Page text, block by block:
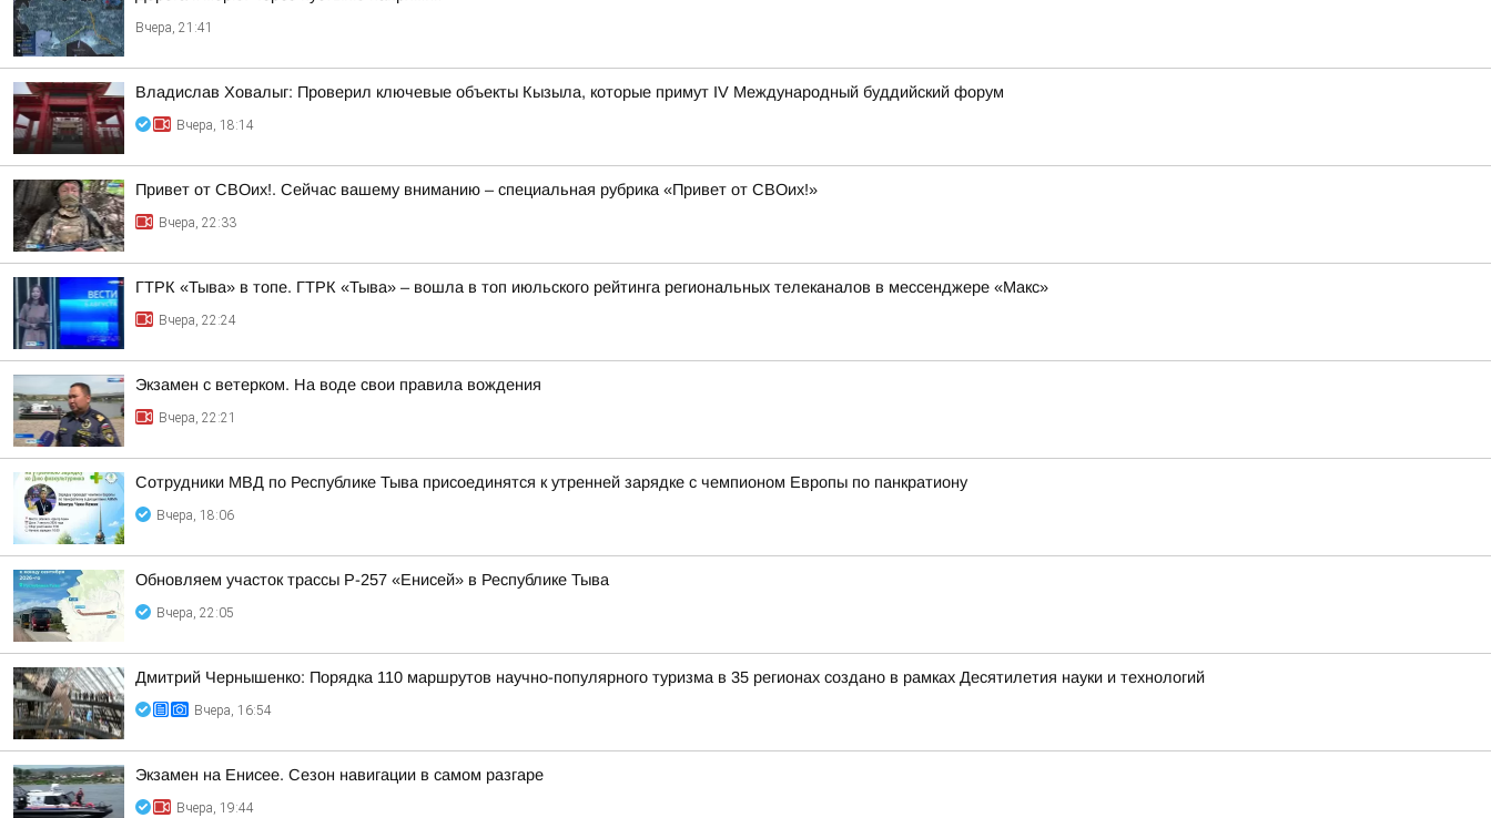
Вчера, 21:41
Владислав Ховалыг: Проверил ключевые объекты Кызыла, которые примут IV Международный буддийский форум
Вчера, 18:14
Привет от СВОих!. Сейчас вашему вниманию – специальная рубрика «Привет от СВОих!»
Вчера, 22:33
ГТРК «Тыва» в топе. ГТРК «Тыва» – вошла в топ июльского рейтинга региональных телеканалов в мессенджере «Макс»
Вчера, 22:24
Экзамен с ветерком. На воде свои правила вождения
Вчера, 22:21
Сотрудники МВД по Республике Тыва присоединятся к утренней зарядке с чемпионом Европы по панкратиону
Вчера, 18:06
Обновляем участок трассы Р-257 «Енисей» в Республике Тыва
Вчера, 22:05
Дмитрий Чернышенко: Порядка 110 маршрутов научно-популярного туризма в 35 регионах создано в рамках Десятилетия науки и технологий
Вчера, 16:54
Экзамен на Енисее. Сезон навигации в самом разгаре
Вчера, 19:44